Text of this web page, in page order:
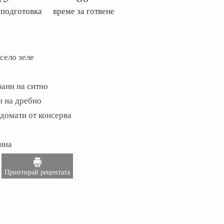
време за готвене
зеле
на ситно
на дребно
от консерва
Принтирай рецептата